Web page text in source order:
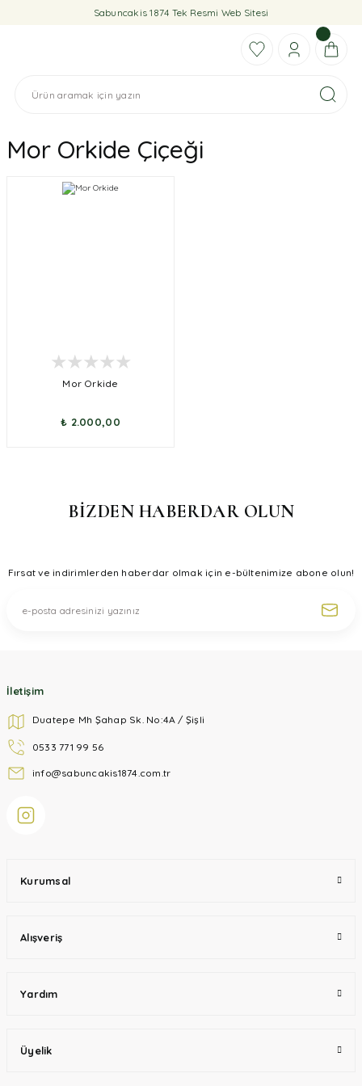
Sabuncakis 1874 Tek Resmi Web Sitesi
Mor Orkide Çiçeği
Mor Orkide
₺ 2.000,00
BİZDEN HABERDAR OLUN
Fırsat ve indirimlerden haberdar olmak için e-bültenimize abone olun!
İletişim
Duatepe Mh Şahap Sk. No:4A / Şişli
0533 771 99 56
info@sabuncakis1874.com.tr
Kurumsal
Alışveriş
Yardım
Üyelik